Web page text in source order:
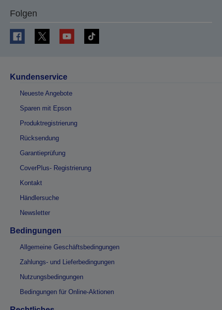
Folgen
Kundenservice
Neueste Angebote
Sparen mit Epson
Produktregistrierung
Rücksendung
Garantieprüfung
CoverPlus- Registrierung
Kontakt
Händlersuche
Newsletter
Bedingungen
Allgemeine Geschäftsbedingungen
Zahlungs- und Lieferbedingungen
Nutzungsbedingungen
Bedingungen für Online-Aktionen